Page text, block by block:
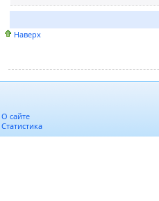
Наверх
О сайте
Статистика